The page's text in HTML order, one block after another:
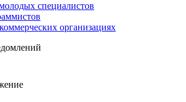
специалистов
организациях